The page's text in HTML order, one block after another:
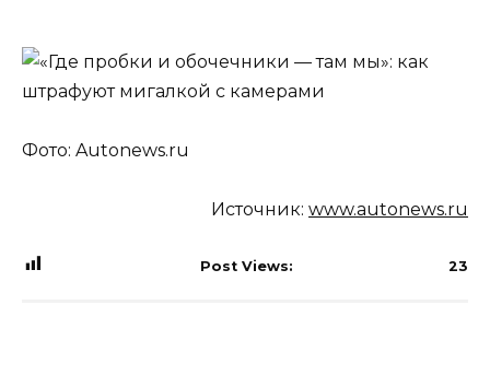
Фото: Autonews.ru
Источник: www.autonews.ru
Post Views: 23